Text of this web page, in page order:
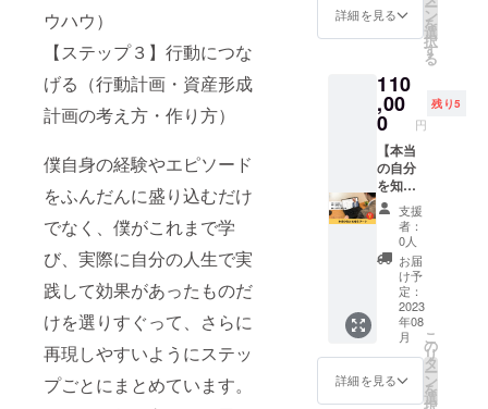
ウハウ）
【ステップ３】行動につな
げる（行動計画・資産形成
計画の考え方・作り方）
僕自身の経験やエピソード
をふんだんに盛り込むだけ
でなく、僕がこれまで学
び、実際に自分の人生で実
践して効果があったものだ
けを選りすぐって、さらに
再現しやすいようにステッ
プごとにまとめています。
限：
2023年
7月 ※詳
細は
メール
整いた
しま
す。 ※
リアル
での場
合は、
交通
費・飲
食代は
別途頂
戴いた
しま
リアル
の場合
ロック
ブロッ
クを解
除して
いきま
す ■詳
細 ・日
程：別
途調整
・時
間：1時
間×3回
・場
所：
zoomま
たは東
京近郊
・期
限：
ロック
ル（例
えばお
金、人
間関係
など）
を選択
してい
ただき
ます ・
何がブ
ロック
になっ
ている
かを調
べます
・ブ
ロック
があれ
ます。
■詳細
・日
途調整
・時
間：1時
間×4回
・場
所：
zoomま
たは東
京近郊
・期
限：
2023年
8月～
2024年
7月 ・
内容：
目標達
成のた
めの
事を知
るワー
クを受
ただけ
る権利
です。
2時間×
全4回の
ワーク
をマン
ツーマ
ンで、
オンラ
インま
たはリ
アルに
て行い
ます。
■詳細
・日
程：別
途調整
詳細を見る ー
ン
を
選
択
す
る
110
,00
0 円
残り5
【本当
の自分
を知る
ワー
ク】 本
当の自
分自身
を知
り、自
分自信
を大切
にする
こと
で、本
来の自
支援
者：
0人
お届
け予
定：
2023
年08
月
詳細を見る
こ
の
リ
タ
ー
ン
を
選